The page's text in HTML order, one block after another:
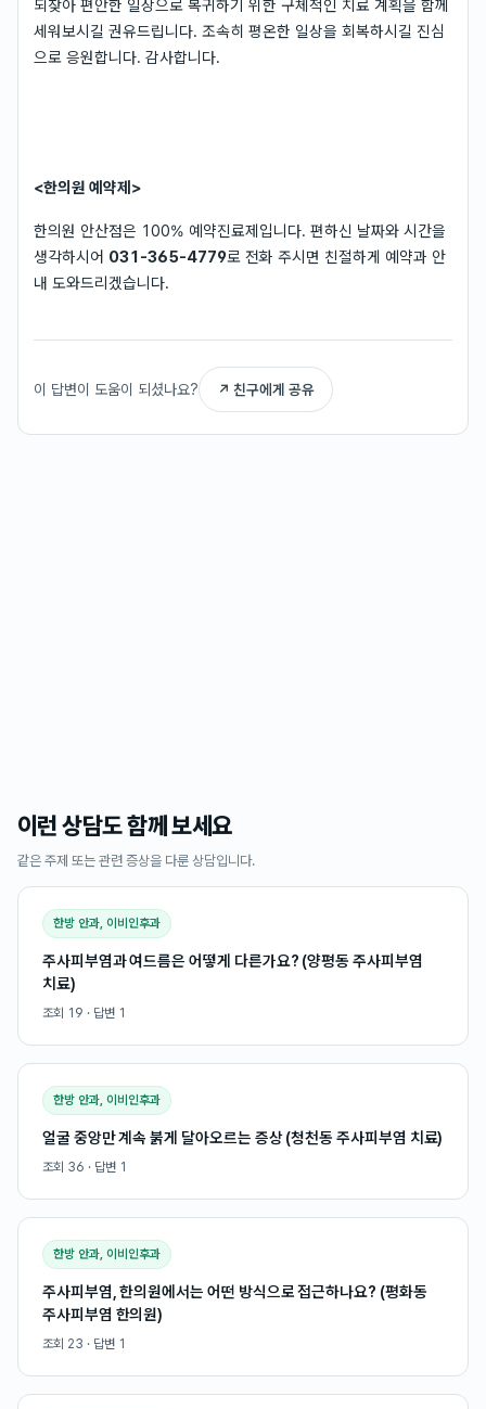
되찾아 편안한 일상으로 복귀하기 위한 구체적인 치료 계획을 함께
세워보시길 권유드립니다. 조속히 평온한 일상을 회복하시길 진심
으로 응원합니다. 감사합니다.
<한의원 예약제>
한의원 안산점은 100% 예약진료제입니다. 편하신 날짜와 시간을
생각하시어 031-365-4779로 전화 주시면 친절하게 예약과 안
내 도와드리겠습니다.
이 답변이 도움이 되셨나요? ↗ 친구에게 공유
이런 상담도 함께 보세요
같은 주제 또는 관련 증상을 다룬 상담입니다.
한방 안과, 이비인후과
주사피부염과 여드름은 어떻게 다른가요? (양평동 주사피부염
치료)
조회 19 · 답변 1
한방 안과, 이비인후과
얼굴 중앙만 계속 붉게 달아오르는 증상 (청천동 주사피부염 치료)
조회 36 · 답변 1
한방 안과, 이비인후과
주사피부염, 한의원에서는 어떤 방식으로 접근하나요? (평화동
주사피부염 한의원)
조회 23 · 답변 1